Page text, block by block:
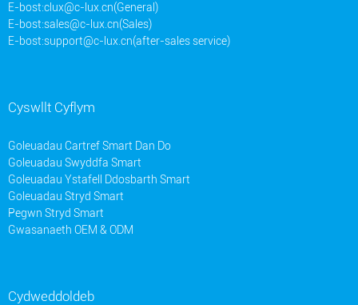
E-bost:clux@c-lux.cn(General)
E-bost:sales@c-lux.cn(Sales)
E-bost:support@c-lux.cn(after-sales service)
Cyswllt Cyflym
Goleuadau Cartref Smart Dan Do
Goleuadau Swyddfa Smart
Goleuadau Ystafell Ddosbarth Smart
Goleuadau Stryd Smart
Pegwn Stryd Smart
Gwasanaeth OEM & ODM
Cydweddoldeb